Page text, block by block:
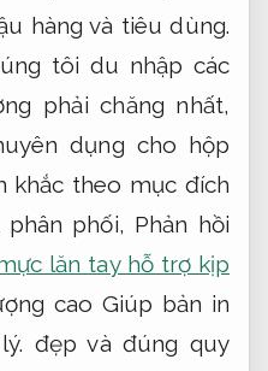
hàng và tiêu dùng.
tôi du nhập các
phải chăng nhất,
dụng cho hộp
khắc theo mục đích
phối, Phản hồi
lăn tay hỗ trợ kịp
cao Giúp bản in
đẹp và đúng quy